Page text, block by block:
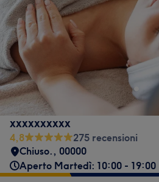
xxxxxxxxxx
4,8
275 recensioni
Chiuso., 00000
Aperto Martedì: 10:00 - 19:00